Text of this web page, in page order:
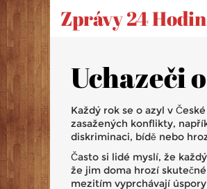
Zprávy 24 Hodin
Uchazeči
Každý rok se o azyl v
zasažených konflikty,
diskriminaci, bídě nebo
Často si lidé myslí, že
že jim doma hrozí
mezitím vyprchávají